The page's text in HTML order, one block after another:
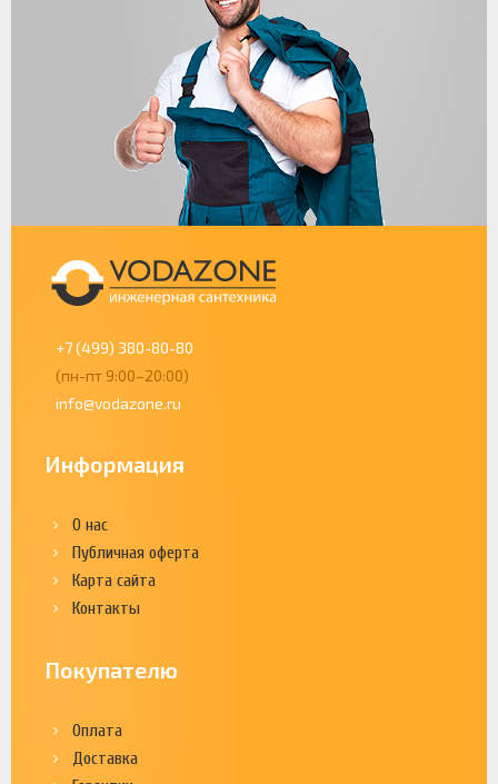
+7 (499) 380-80-80
(пн-пт 9:00–20:00)
info@vodazone.ru
Информация
О нас
Публичная оферта
Карта сайта
Контакты
Покупателю
Оплата
Доставка